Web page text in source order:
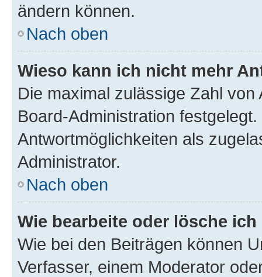
ändern können.
Nach oben
Wieso kann ich nicht mehr
Die maximal zulässige Zahl
Board-Administration
Antwortmöglichkeiten als
Administrator.
Nach oben
Wie bearbeite oder lösche
Wie bei den Beiträgen können
Verfasser, einem Moderator